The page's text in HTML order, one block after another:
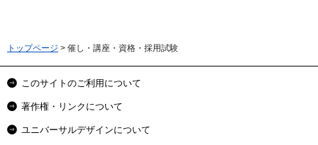
トップページ > 催し・講座・資格・採用試験
このサイトのご利用について
著作権・リンクについて
ユニバーサルデザインについて